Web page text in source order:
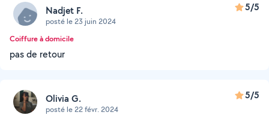
Nadjet F.
posté le 23 juin 2024
5/5
Coiffure à domicile
pas de retour
Olivia G.
posté le 22 févr. 2024
5/5